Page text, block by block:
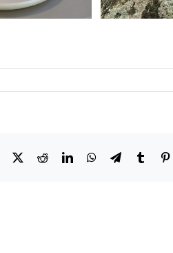
RedditLinkedInWhatsApp
TelegramTumblr